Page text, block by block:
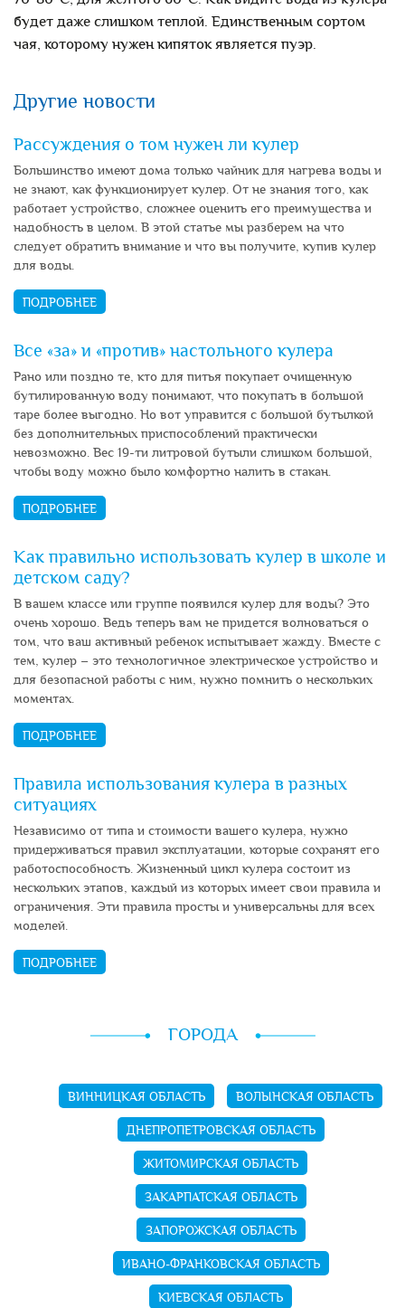
будет даже слишком теплой. Единственным сортом
чая, которому нужен кипяток является пуэр.
Другие новости
Рассуждения о том нужен ли кулер
Большинство имеют дома только чайник для нагрева воды и
не знают, как функционирует кулер. От не знания того, как
работает устройство, сложнее оценить его преимущества и
надобность в целом. В этой статье мы разберем на что
следует обратить внимание и что вы получите, купив кулер
для воды.
ПОДРОБНЕЕ
Все «за» и «против» настольного кулера
Рано или поздно те, кто для питья покупает очищенную
бутилированную воду понимают, что покупать в большой
таре более выгодно. Но вот управится с большой бутылкой
без дополнительных приспособлений практически
невозможно. Вес 19-ти литровой бутыли слишком большой,
чтобы воду можно было комфортно налить в стакан.
ПОДРОБНЕЕ
Как правильно использовать кулер в школе и
детском саду?
В вашем классе или группе появился кулер для воды? Это
очень хорошо. Ведь теперь вам не придется волноваться о
том, что ваш активный ребенок испытывает жажду. Вместе с
тем, кулер – это технологичное электрическое устройство и
для безопасной работы с ним, нужно помнить о нескольких
моментах.
ПОДРОБНЕЕ
Правила использования кулера в разных
ситуациях
Независимо от типа и стоимости вашего кулера, нужно
придерживаться правил эксплуатации, которые сохранят его
работоспособность. Жизненный цикл кулера состоит из
нескольких этапов, каждый из которых имеет свои правила и
ограничения. Эти правила просты и универсальны для всех
моделей.
ПОДРОБНЕЕ
ГОРОДА
ВИННИЦКАЯ ОБЛАСТЬ
ВОЛЫНСКАЯ ОБЛАСТЬ
ДНЕПРОПЕТРОВСКАЯ ОБЛАСТЬ
ЖИТОМИРСКАЯ ОБЛАСТЬ
ЗАКАРПАТСКАЯ ОБЛАСТЬ
ЗАПОРОЖСКАЯ ОБЛАСТЬ
ИВАНО-ФРАНКОВСКАЯ ОБЛАСТЬ
КИЕВСКАЯ ОБЛАСТЬ